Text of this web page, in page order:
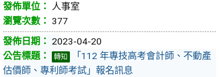
人事室
377
2023-04-20
轉知
「112 年專技高考會計師、不動產
估價師、專利師考試」報名訊息